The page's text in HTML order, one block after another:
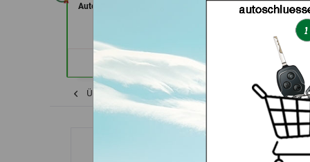
AutoAufsperrer (in Bad Arolsen)
Aba
Sicherheitstechnik
Übersicht Dodge Stratus Coupe